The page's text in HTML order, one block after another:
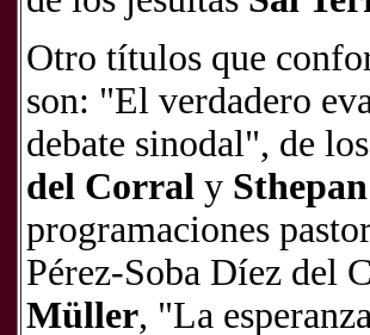
Otro títulos que
son: "El verdadero
debate sinodal", de
del Corral y
programaciones
Pérez-Soba Díez del
Müller, "La